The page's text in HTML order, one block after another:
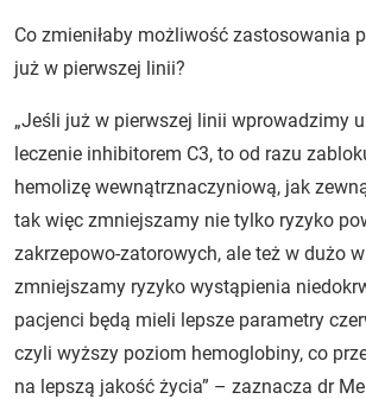
Co zmieniłaby możliwość zastosowania
już w pierwszej linii?
„Jeśli już w pierwszej linii wprowadzimy
leczenie inhibitorem C3, to od razu
hemolizę wewnątrznaczyniową, jak
tak więc zmniejszamy nie tylko ryzyko
zakrzepowo-zatorowych, ale też w dużo
zmniejszamy ryzyko wystąpienia
pacjenci będą mieli lepsze parametry
czyli wyższy poziom hemoglobiny, co
na lepszą jakość życia” – zaznacza dr